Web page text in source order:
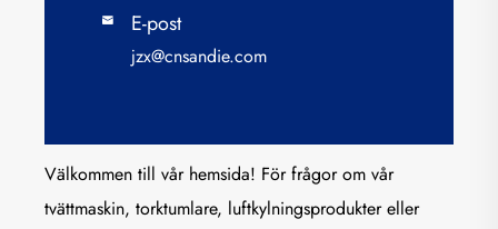
 E-post
jzx@cnsandie.com
Välkommen till vår hemsida! För frågor om vår
tvättmaskin, torktumlare, luftkylningsprodukter eller